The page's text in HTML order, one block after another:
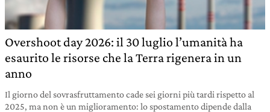
Overshoot day 2026: il 30 luglio l’umanità ha
esaurito le risorse che la Terra rigenera in un
anno
Il giorno del sovrasfruttamento cade sei giorni più tardi rispetto al
2025, ma non è un miglioramento: lo spostamento dipende dalla